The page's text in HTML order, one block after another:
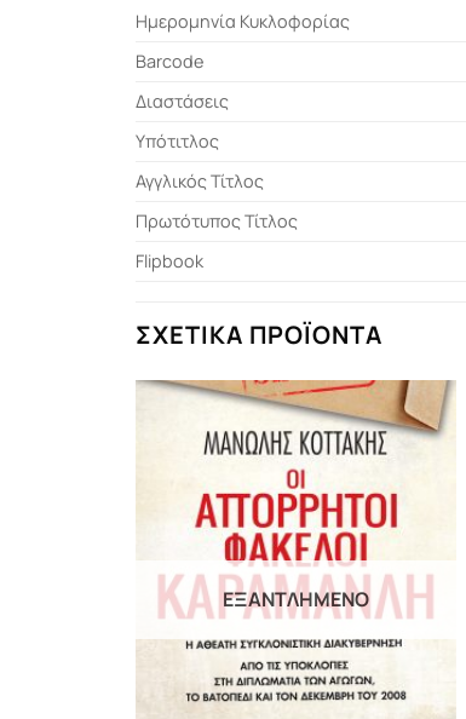
Ημερομηνία Κυκλοφορίας
Barcode
Διαστάσεις
Υπότιτλος
Αγγλικός Τίτλος
Πρωτότυπος Τίτλος
Flipbook
ΣΧΕΤΙΚΆ ΠΡΟΪΌΝΤΑ
ΕΞΑΝΤΛΗΜΈΝΟ